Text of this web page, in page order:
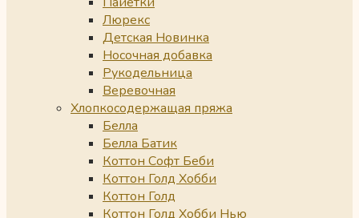
Люрекс
Детская Новинка
Носочная добавка
Рукодельница
Веревочная
Хлопкосодержащая пряжа
Белла
Белла Батик
Коттон Софт Беби
Коттон Голд Хобби
Коттон Голд
Коттон Голд Хобби Нью